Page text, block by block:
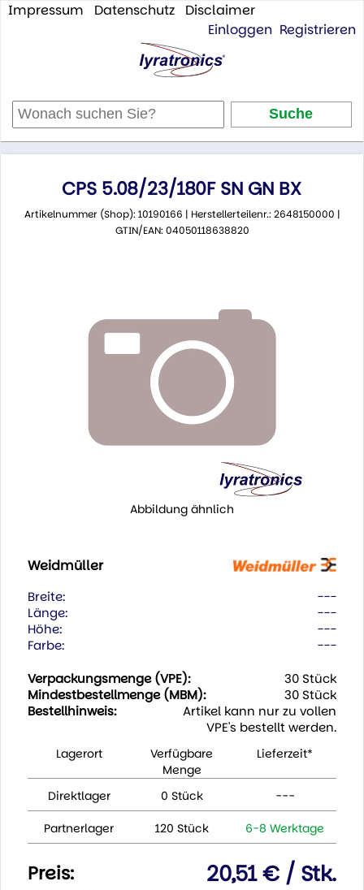
Impressum Datenschutz
Disclaimer
Einloggen Registrieren
CPS 5.08/23/180F SN GN BX
Artikelnummer (Shop): 10190166 | Herstellerteilenr.: 2648150000 |
GTIN/EAN: 04050118638820
Abbildung ähnlich
Weidmüller
Breite:
---
Länge:
---
Höhe:
---
Farbe:
---
Verpackungsmenge (VPE):
30 Stück
Mindestbestellmenge (MBM):
30 Stück
Bestellhinweis:
Artikel kann nur zu vollen
VPE's bestellt werden.
Lagerort
Verfügbare
Menge
Lieferzeit*
Direktlager 0 Stück ---
Partnerlager 120 Stück 6-8 Werktage
Preis: 20,51 € / Stk.